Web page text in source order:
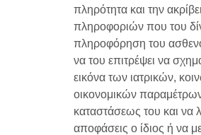
πληρότητα και την
πληροφοριών που του
πληροφόρηση του
να του επιτρέψει να
εικόνα των ιατρικών,
οικονομικών
καταστάσεως του και να
αποφάσεις ο ίδιος ή να